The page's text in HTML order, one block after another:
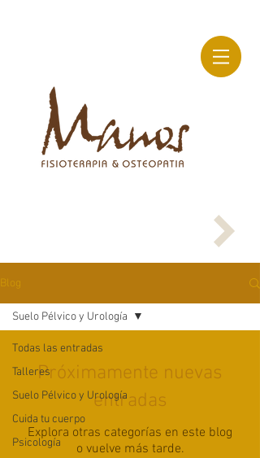
Blog
Todas las entradas
Talleres
Suelo Pélvico y Urología
Cuida tu cuerpo
Psicología
Suelo Pélvico y Urología
Próximamente nuevas
entradas
Explora otras categorías en este blog
o vuelve más tarde.